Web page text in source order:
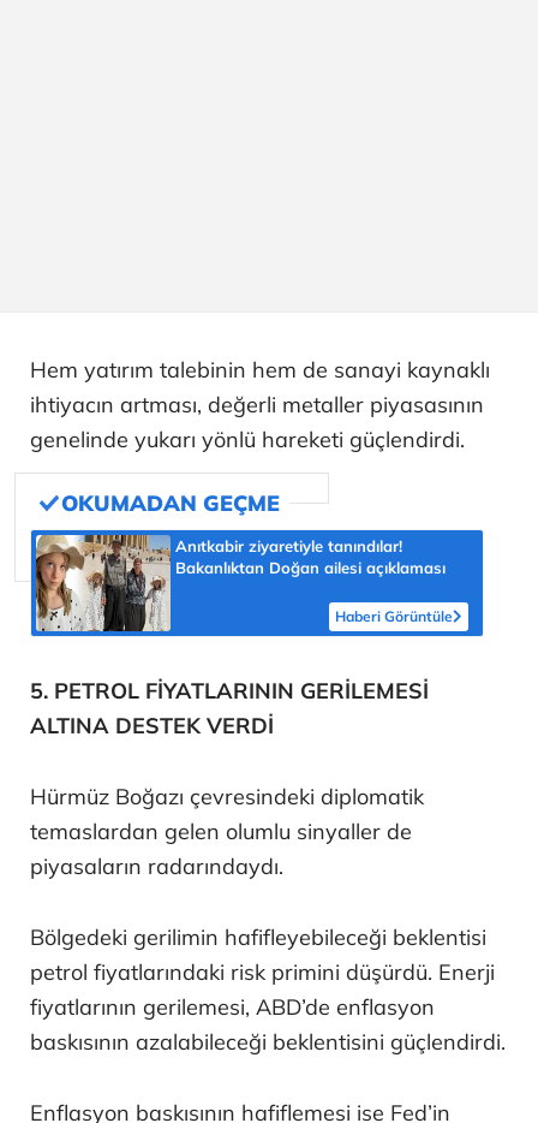
Hem yatırım talebinin hem de sanayi kaynaklı
ihtiyacın artması, değerli metaller piyasasının
genelinde yukarı yönlü hareketi güçlendirdi.
Anıtkabir ziyaretiyle tanındılar!
Bakanlıktan Doğan ailesi açıklaması
Haberi Görüntüle
5. PETROL FİYATLARININ GERİLEMESİ
ALTINA DESTEK VERDİ
Hürmüz Boğazı çevresindeki diplomatik
temaslardan gelen olumlu sinyaller de
piyasaların radarındaydı.
Bölgedeki gerilimin hafifleyebileceği beklentisi
petrol fiyatlarındaki risk primini düşürdü. Enerji
fiyatlarının gerilemesi, ABD’de enflasyon
baskısının azalabileceği beklentisini güçlendirdi.
Enflasyon baskısının hafiflemesi ise Fed’in